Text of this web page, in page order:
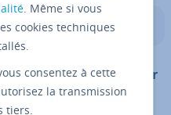
est plus important que
à grandir ettra­vail­ler
ligne, visionner du
. Même si vous
cookies techniques
consentez à cette
la transmission
tiers.